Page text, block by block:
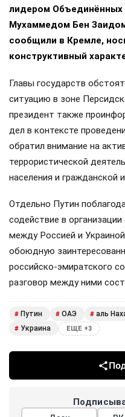
лидером Объединённых
Мухаммедом Бен
сообщили в Кремле,
конструктивный
Главы государств
ситуацию в зоне
президент также
дел в контексте
обратил внимание на
террористической
населения и гражданской
Отдельно Путин
содействие в
между Россией и
обоюдную
российско-эмиратского
разговор между ними
# Путин # ОАЭ # аль
# Украина ЕЩЕ +3